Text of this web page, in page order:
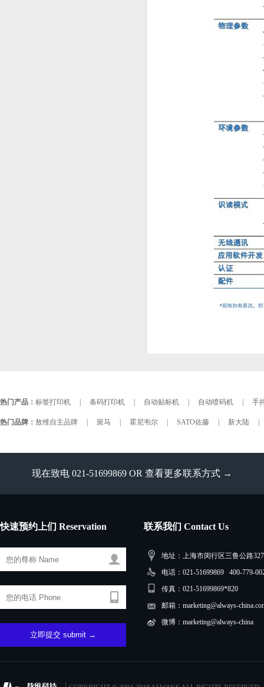
热门产品： 标签打印机 条码打印机 自动贴标机 自动喷码机 手
热门品牌： 敖维自主品牌 斑马 霍尼韦尔 SATO佐藤 新大陆
现在致电 021-51699869 OR 查看更多联系方式 →
快速预约上们 Reservation 联系我们 Contact Us
地址：上海市闵行区三鲁公路
电话：021-51699869 400-779-
传真：021-51699869*820
邮箱：marketing@always-
微博：marketing@always-china